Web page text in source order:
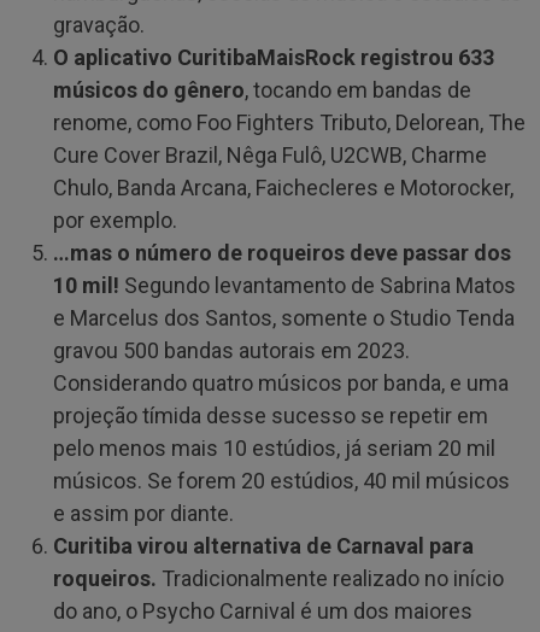
gravação.
O aplicativo CuritibaMaisRock registrou 633
músicos do gênero, tocando em bandas de
renome, como Foo Fighters Tributo, Delorean, The
Cure Cover Brazil, Nêga Fulô, U2CWB, Charme
Chulo, Banda Arcana, Faichecleres e Motorocker,
por exemplo.
…mas o número de roqueiros deve passar dos
10 mil! Segundo levantamento de Sabrina Matos
e Marcelus dos Santos, somente o Studio Tenda
gravou 500 bandas autorais em 2023.
Considerando quatro músicos por banda, e uma
projeção tímida desse sucesso se repetir em
pelo menos mais 10 estúdios, já seriam 20 mil
músicos. Se forem 20 estúdios, 40 mil músicos
e assim por diante.
Curitiba virou alternativa de Carnaval para
roqueiros. Tradicionalmente realizado no início
do ano, o Psycho Carnival é um dos maiores